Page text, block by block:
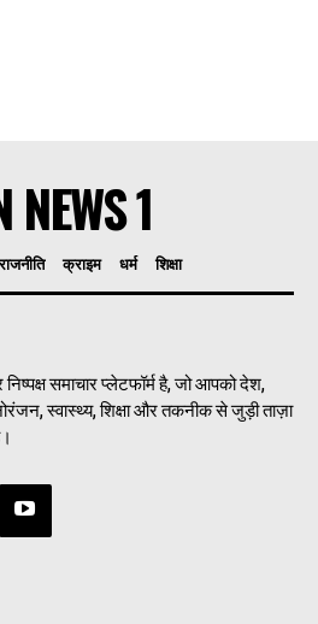
NEWS 1
क्राइम धर्म शिक्षा
समाचार प्लेटफॉर्म है, जो आपको देश,
स्वास्थ्य, शिक्षा और तकनीक से जुड़ी ताज़ा